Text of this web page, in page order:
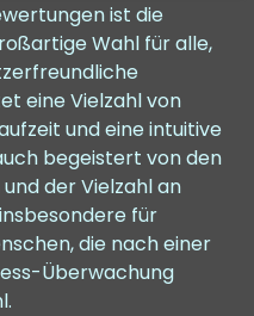
ist die
Wahl für alle,
eine Vielzahl von
und eine intuitive
begeistert von den
der Vielzahl an
für
die nach einer
Überwachung